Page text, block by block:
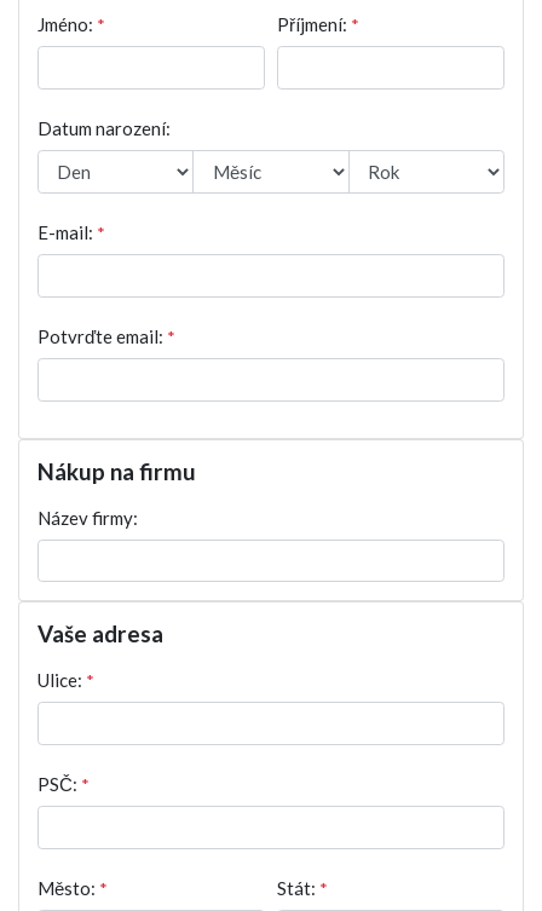
Jméno: * Příjmení: *
Datum narození:
E-mail: *
Potvrďte email: *
Nákup na firmu
Název firmy:
Vaše adresa
Ulice: *
PSČ: *
Město: * Stát: *